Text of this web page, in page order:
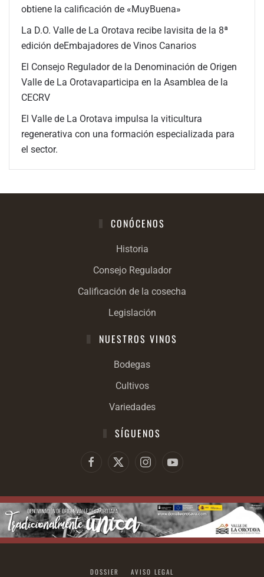
obtiene la calificación de «MuyBuena»
La D.O. Valle de La Orotava recibe lavisita de la 8ª
edición deEmbajadores de Vinos Canarios
El Consejo Regulador de la Denominación de Origen
Valle de La Orotavaparticipa en la Asamblea de la
CECRV
El Valle de La Orotava impulsa la viticultura
regenerativa con una formación especializada para
el sector.
CONÓCENOS
Historia
Consejo Regulador
Calificación de la cosecha
Legislación
NUESTROS VINOS
Bodegas
Cultivos
Variedades
SÍGUENOS
DOSSIER AVISO LEGAL